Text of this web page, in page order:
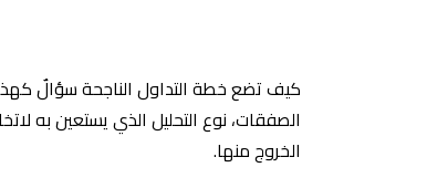
كيف تضع خطة التداول الناجحة سؤالٌ كهذا
الصفقات، نوع التحليل الذي يستعين به
الخروج منها.